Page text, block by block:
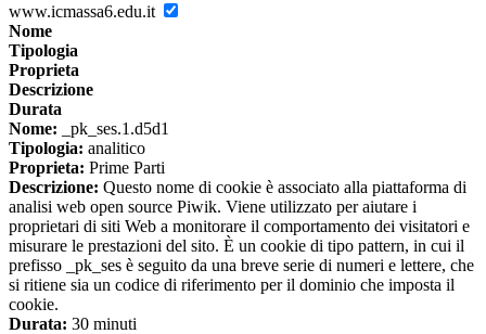
www.icmassa6.edu.it
Nome
Tipologia
Proprieta
Descrizione
Durata
Nome: _pk_ses.1.d5d1
Tipologia: analitico
Proprieta: Prime Parti
Descrizione: Questo nome di cookie è associato alla piattaforma di
analisi web open source Piwik. Viene utilizzato per aiutare i
proprietari di siti Web a monitorare il comportamento dei visitatori e
misurare le prestazioni del sito. È un cookie di tipo pattern, in cui il
prefisso _pk_ses è seguito da una breve serie di numeri e lettere, che
si ritiene sia un codice di riferimento per il dominio che imposta il
cookie.
Durata: 30 minuti